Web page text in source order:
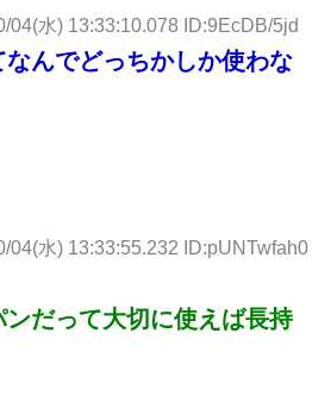
04(水) 13:33:10.078 ID:9EcDB/5jd
んでどっちかしか使わな
04(水) 13:33:55.232 ID:pUNTwfah0
だって大切に使えば長持